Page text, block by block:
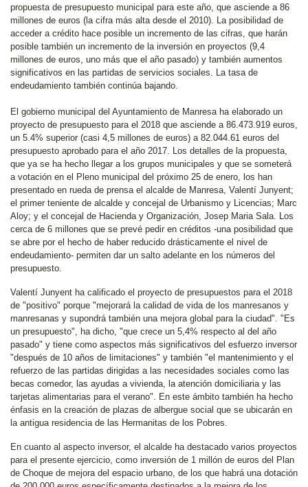
propuesta de presupuesto municipal para este año, que asciende a 86
millones de euros (la cifra más alta desde el 2010). La posibilidad de
acceder a crédito hace posible un incremento de las cifras, que harán
posible también un incremento de la inversión en proyectos (9,4
millones de euros, uno más que el año pasado) y también aumentos
significativos en las partidas de servicios sociales. La tasa de
endeudamiento también continúa bajando.
El gobierno municipal del Ayuntamiento de Manresa ha elaborado un
proyecto de presupuesto para el 2018 que asciende a 86.473.919 euros,
un 5.4% superior (casi 4,5 millones de euros) a 82.044.61 euros del
presupuesto aprobado para el año 2017. Los detalles de la propuesta,
que ya se ha hecho llegar a los grupos municipales y que se someterá
a votación en el Pleno municipal del próximo 25 de enero, los han
presentado en rueda de prensa el alcalde de Manresa, Valentí Junyent;
el primer teniente de alcalde y concejal de Urbanismo y Licencias; Marc
Aloy; y el concejal de Hacienda y Organización, Josep Maria Sala. Los
cerca de 6 millones que se prevé pedir en créditos -una posibilidad que
se abre por el hecho de haber reducido drásticamente el nivel de
endeudamiento- permiten dar un salto adelante en los números del
presupuesto.
Valentí Junyent ha calificado el proyecto de presupuestos para el 2018
de "positivo" porque "mejorará la calidad de vida de los manresanos y
manresanas y supondrá también una mejora global para la ciudad". "Es
un presupuesto", ha dicho, "que crece un 5,4% respecto al del año
pasado" y tiene como aspectos más significativos del esfuerzo inversor
"después de 10 años de limitaciones" y también "el mantenimiento y el
refuerzo de las partidas dirigidas a las necesidades sociales como las
becas comedor, las ayudas a vivienda, la atención domiciliaria y las
tarjetas alimentarias para el verano". En este ámbito también ha hecho
énfasis en la creación de plazas de albergue social que se ubicarán en
la antigua residencia de las Hermanitas de los Pobres.
En cuanto al aspecto inversor, el alcalde ha destacado varios proyectos
para el presente ejercicio, como inversión de 1 millón de euros del Plan
de Choque de mejora del espacio urbano, de los que habrá una dotación